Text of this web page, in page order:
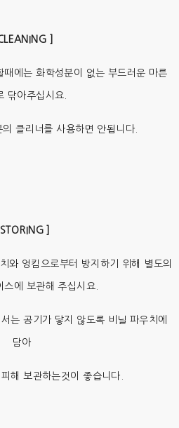
]
때에는 화학성분이 없는 부드러운 마른
닦아주십시요.
클리너를 사용하면 안됩니다.
STORING ]
와 엉킴으로부터 방지하기 위해 별도의
스에 보관해 주십시요.
는 공기가 닿지 않도록 비닐 파우치에
담아
해 보관하는것이 좋습니다.